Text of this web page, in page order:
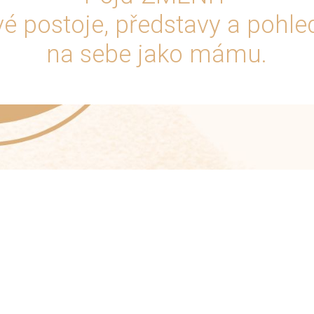
postoje, představy a
na sebe jako mámu.